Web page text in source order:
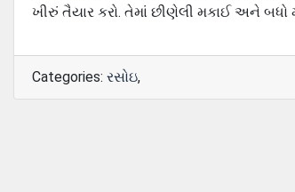
ખીરું તૈયાર કરો. તેમાં છીણેલી મકાઈ અને બધો
Categories: રસોઇ,